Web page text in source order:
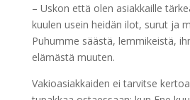
– Uskon että olen asiakkaille
kuulen usein heidän ilot, surut ja
Puhumme säästä, lemmikeistä,
elämästä muuten.
Vakioasiakkaiden ei tarvitse